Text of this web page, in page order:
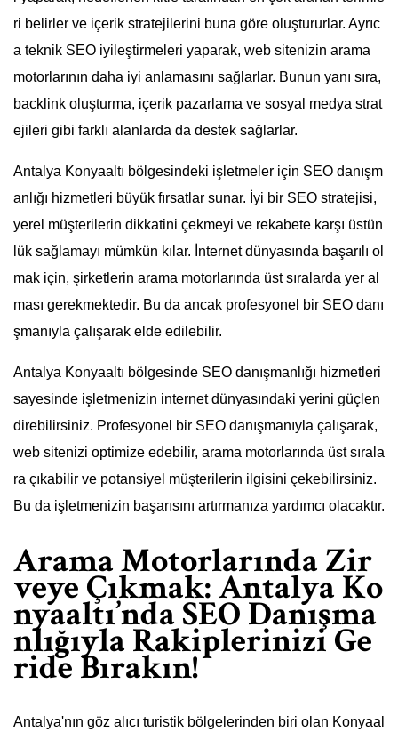
ri belirler ve içerik stratejilerini buna göre oluştururlar. Ayrıc
a teknik SEO iyileştirmeleri yaparak, web sitenizin arama
motorlarının daha iyi anlamasını sağlarlar. Bunun yanı sıra,
backlink oluşturma, içerik pazarlama ve sosyal medya strat
ejileri gibi farklı alanlarda da destek sağlarlar.
Antalya Konyaaltı bölgesindeki işletmeler için SEO danışm
anlığı hizmetleri büyük fırsatlar sunar. İyi bir SEO stratejisi,
yerel müşterilerin dikkatini çekmeyi ve rekabete karşı üstün
lük sağlamayı mümkün kılar. İnternet dünyasında başarılı ol
mak için, şirketlerin arama motorlarında üst sıralarda yer al
ması gerekmektedir. Bu da ancak profesyonel bir SEO danı
şmanıyla çalışarak elde edilebilir.
Antalya Konyaaltı bölgesinde SEO danışmanlığı hizmetleri
sayesinde işletmenizin internet dünyasındaki yerini güçlen
direbilirsiniz. Profesyonel bir SEO danışmanıyla çalışarak,
web sitenizi optimize edebilir, arama motorlarında üst sırala
ra çıkabilir ve potansiyel müşterilerin ilgisini çekebilirsiniz.
Bu da işletmenizin başarısını artırmanıza yardımcı olacaktır.
Arama Motorlarında Zir
veye Çıkmak: Antalya Ko
nyaaltı’nda SEO Danışma
nlığıyla Rakiplerinizi Ge
ride Bırakın!
Antalya'nın göz alıcı turistik bölgelerinden biri olan Konyaal